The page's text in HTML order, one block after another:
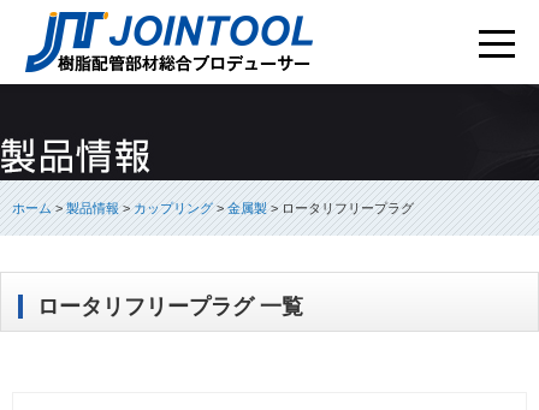
ホーム>製品情報>カップリング>金属製>ロータリフリープラグ
ロータリフリープラグ 一覧